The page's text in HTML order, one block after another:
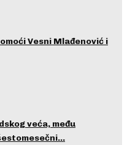
Vesni Mlađenović i
veća, među